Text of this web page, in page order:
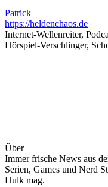
Patrick
https://heldenchaos.de
Internet-Wellenreiter,
Hörspiel-Verschlinger,
Über
Immer frische News aus
Serien, Games und Nerd
Hulk mag.